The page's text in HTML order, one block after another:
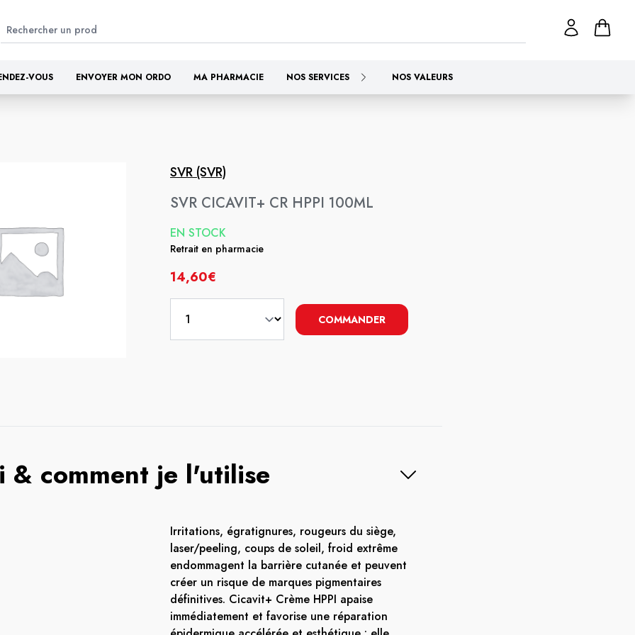
VOUS ENVOYER MON ORDO MA PHARMACIE NOS SERVICES NOS VALEURS
SVR (SVR)
SVR CICAVIT+ CR HPPI 100ML
EN STOCK
Retrait en pharmacie
14,60€
COMMANDER
& comment je l'utilise
Irritations, égratignures, rougeurs du siège,
laser/peeling, coups de soleil, froid extrême
endommagent la barrière cutanée et peuvent
créer un risque de marques pigmentaires
définitives. Cicavit+ Crème HPPI apaise
immédiatement et favorise une réparation